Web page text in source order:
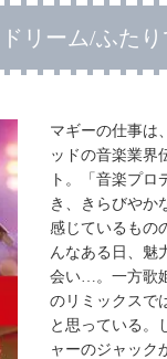
リーム/ふた
マギーの仕事は
ッドの音楽業界
ト。「音楽プ
き、きらびやか
感じているもの
んなある日、魅
会い…。一方歌
のリミックスで
と思っている。
ャーのジャック